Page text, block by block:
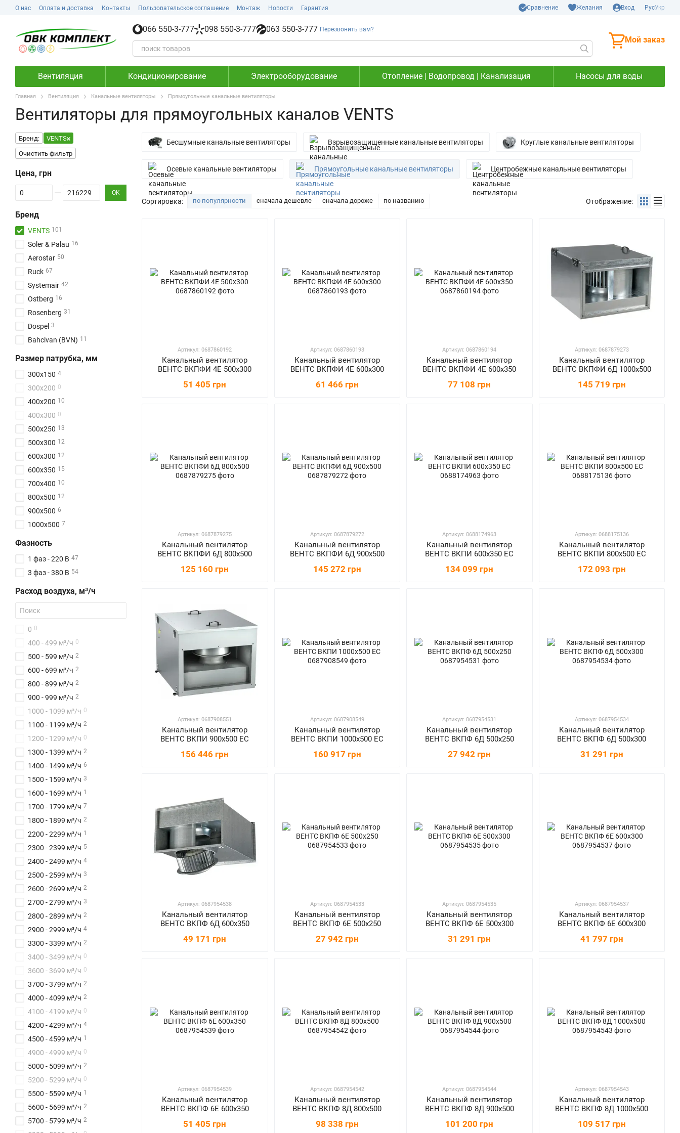
Перейти к основному контенту
О нас Оплата и доставка Контакты Пользовательское соглашение Монтаж Новости Гарантия Сравнение Желания Вход РусУкр
066 550-3-777 098 550-3-777 063 550-3-777 Перезвонить вам?
Мой заказ
Вентиляция Кондиционирование Электрооборудование Отопление | Водопровод | Канализация Насосы для воды
Главная Вентиляция Канальные вентиляторы Прямоугольные канальные вентиляторы
Вентиляторы для прямоугольных каналов VENTS
Бесшумные канальные вентиляторы Взрывозащищенные канальные вентиляторы Круглые канальные вентиляторы
Осевые канальные вентиляторы Прямоугольные канальные вентиляторы Центробежные канальные вентиляторы
Сортировка: по популярности сначала дешевле сначала дороже по названию Отображение:
Артикул: 0687860192
Канальный вентилятор
ВЕНТС ВКПФИ 4Е 500x300
51 405 грн
Артикул: 0687860193
Канальный вентилятор
ВЕНТС ВКПФИ 4Е 600x300
61 466 грн
Артикул: 0687860194
Канальный вентилятор
ВЕНТС ВКПФИ 4Е 600x350
77 108 грн
Артикул: 0687879273
Канальный вентилятор
ВЕНТС ВКПФИ 6Д 1000x500
145 719 грн
Артикул: 0687879275
Канальный вентилятор
ВЕНТС ВКПФИ 6Д 800х500
125 160 грн
Артикул: 0687879272
Канальный вентилятор
ВЕНТС ВКПФИ 6Д 900x500
145 272 грн
Артикул: 0688174963
Канальный вентилятор
ВЕНТС ВКПИ 600х350 ЕС
134 099 грн
Артикул: 0688175136
Канальный вентилятор
ВЕНТС ВКПИ 800х500 ЕС
172 093 грн
Артикул: 0687908551
Канальный вентилятор
ВЕНТС ВКПИ 900х500 ЕС
156 446 грн
Артикул: 0687908549
Канальный вентилятор
ВЕНТС ВКПИ 1000х500 ЕС
160 917 грн
Артикул: 0687954531
Канальный вентилятор
ВЕНТС ВКПФ 6Д 500х250
27 942 грн
Артикул: 0687954534
Канальный вентилятор
ВЕНТС ВКПФ 6Д 500х300
31 291 грн
Артикул: 0687954538
Канальный вентилятор
ВЕНТС ВКПФ 6Д 600х350
49 171 грн
Артикул: 0687954533
Канальный вентилятор
ВЕНТС ВКПФ 6Е 500х250
27 942 грн
Артикул: 0687954535
Канальный вентилятор
ВЕНТС ВКПФ 6Е 500х300
31 291 грн
Артикул: 0687954537
Канальный вентилятор
ВЕНТС ВКПФ 6Е 600х300
41 797 грн
Артикул: 0687954539
Канальный вентилятор
ВЕНТС ВКПФ 6Е 600х350
51 405 грн
Артикул: 0687954542
Канальный вентилятор
ВЕНТС ВКПФ 8Д 800х500
98 338 грн
Артикул: 0687954544
Канальный вентилятор
ВЕНТС ВКПФ 8Д 900х500
101 200 грн
Артикул: 0687954543
Канальный вентилятор
ВЕНТС ВКПФ 8Д 1000х500
109 517 грн
Бренд:
VENTS
Очистить фильтр
Цена, грн
От Цена, грн
До Цена, грн OK
Бренд
VENTS 101
Soler & Palau 16
Aerostar 50
Ruck 67
Systemair 42
Ostberg 16
Rosenberg 31
Dospel 3
Bahcivan (BVN) 11
Размер патрубка, мм
300x150 4
300x200 0
400x200 10
400x300 0
500x250 13
500x300 12
600x300 12
600x350 15
700x400 10
800x500 12
900x500 6
1000x500 7
Фазность
1 фаз - 220 В 47
3 фаз - 380 В 54
Расход воздуха, м³/ч
0 0
400 - 499 м³/ч 0
500 - 599 м³/ч 2
600 - 699 м³/ч 2
800 - 899 м³/ч 2
900 - 999 м³/ч 2
1000 - 1099 м³/ч 0
1100 - 1199 м³/ч 2
1200 - 1299 м³/ч 0
1300 - 1399 м³/ч 2
1400 - 1499 м³/ч 6
1500 - 1599 м³/ч 3
1600 - 1699 м³/ч 1
1700 - 1799 м³/ч 7
1800 - 1899 м³/ч 2
2200 - 2299 м³/ч 1
2300 - 2399 м³/ч 5
2400 - 2499 м³/ч 4
2500 - 2599 м³/ч 3
2600 - 2699 м³/ч 2
2700 - 2799 м³/ч 3
2800 - 2899 м³/ч 2
2900 - 2999 м³/ч 4
3300 - 3399 м³/ч 2
3400 - 3499 м³/ч 0
3600 - 3699 м³/ч 0
3700 - 3799 м³/ч 2
4000 - 4099 м³/ч 2
4100 - 4199 м³/ч 0
4200 - 4299 м³/ч 4
4500 - 4599 м³/ч 1
4900 - 4999 м³/ч 0
5000 - 5099 м³/ч 2
5200 - 5299 м³/ч 0
5500 - 5599 м³/ч 1
5600 - 5699 м³/ч 2
5700 - 5799 м³/ч 2